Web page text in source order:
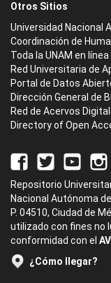
Otros Sitios
Universidad Nacional
Coordinación de
Toda la UNAM en línea
Red Universitaria de
Portal de Datos
Dirección General de
Red de Acervos
Directory of Open
Repositorio
Nacional Autónoma
P. 04510, Ciudad de
utilizado con fines no
conformidad con el
¿Cómo llegar?